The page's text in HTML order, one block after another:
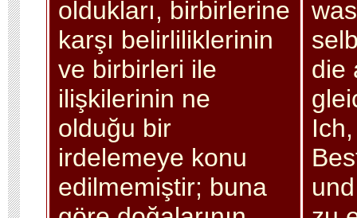
oldukları, birbirlerine
karşı belirliliklerinin
ve birbirleri ile
ilişkilerinin ne
olduğu bir
irdelemeye konu
edilmemiştir; buna
die